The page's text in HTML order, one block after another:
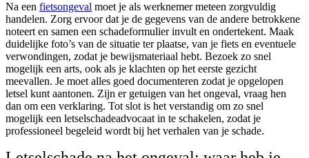
Na een fietsongeval moet je als werknemer meteen zorgvuldig
handelen. Zorg ervoor dat je de gegevens van de andere betrokkene
noteert en samen een schadeformulier invult en ondertekent. Maak
duidelijke foto’s van de situatie ter plaatse, van je fiets en eventuele
verwondingen, zodat je bewijsmateriaal hebt. Bezoek zo snel
mogelijk een arts, ook als je klachten op het eerste gezicht
meevallen. Je moet alles goed documenteren zodat je opgelopen
letsel kunt aantonen. Zijn er getuigen van het ongeval, vraag hen
dan om een verklaring. Tot slot is het verstandig om zo snel
mogelijk een letselschadeadvocaat in te schakelen, zodat je
professioneel begeleid wordt bij het verhalen van je schade.